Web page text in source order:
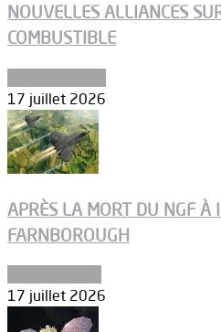
NOUVELLES ALLIANCES
COMBUSTIBLE
17 juillet 2026
APRÈS LA MORT DU NGF À
FARNBOROUGH
17 juillet 2026